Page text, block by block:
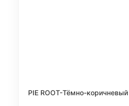
PIE ROOT-Тёмно-коричневый